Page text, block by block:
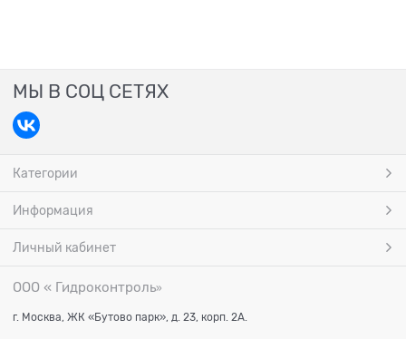
МЫ В СОЦ СЕТЯХ
Категории
Информация
Личный кабинет
ООО « Гидроконтроль»
г. Москва, ЖК «Бутово парк», д. 23, корп. 2А.